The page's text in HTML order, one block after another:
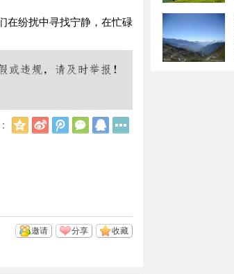
在纷扰中寻找宁静，在忙碌
Q
新
浪
腾
讯
微
信
Q
收藏
分享
邀请